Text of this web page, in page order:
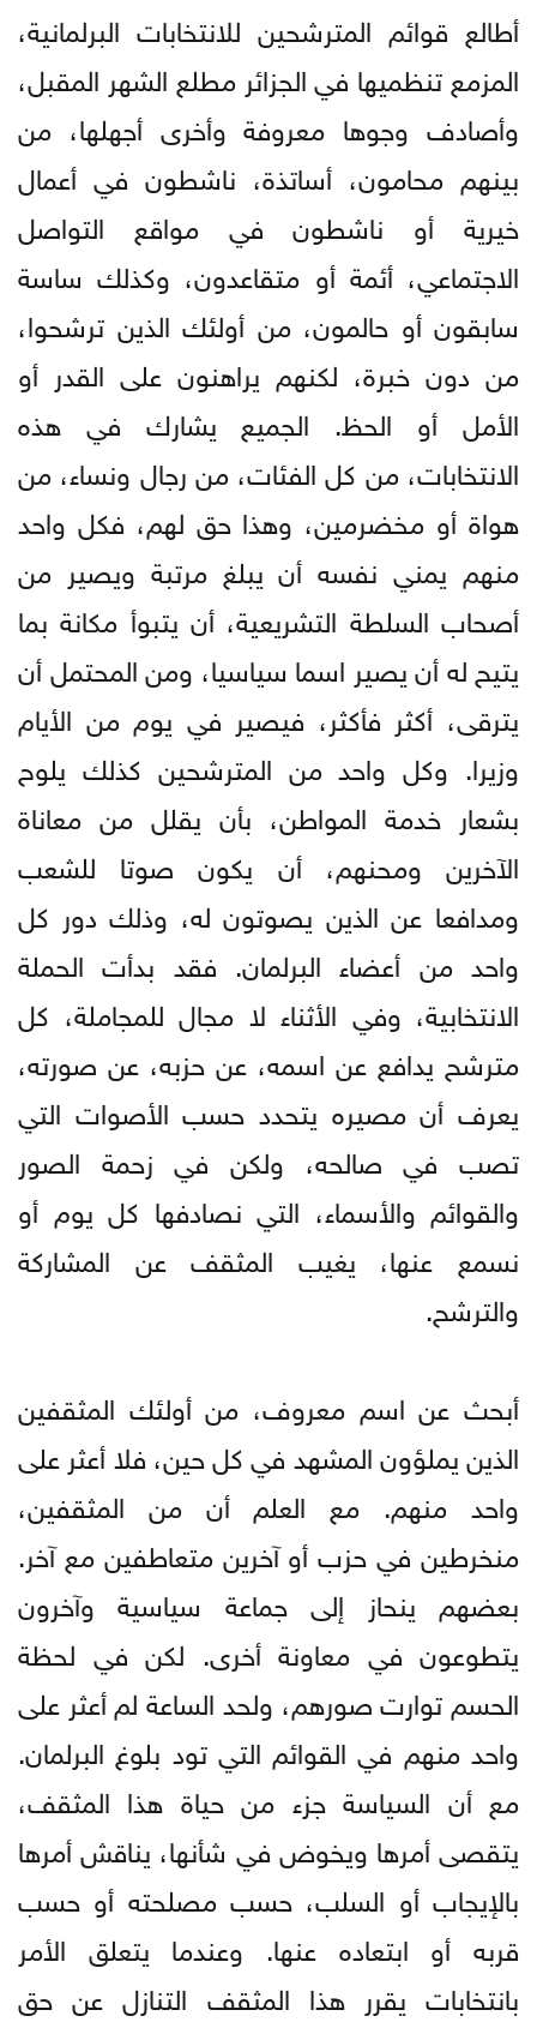
أطالع قوائم المترشحين للانتخابات البرلمانية،
المزمع تنظميها في الجزائر مطلع الشهر المقبل،
وأصادف وجوها معروفة وأخرى أجهلها، من
بينهم محامون، أساتذة، ناشطون في أعمال
خيرية أو ناشطون في مواقع التواصل
الاجتماعي، أئمة أو متقاعدون، وكذلك ساسة
سابقون أو حالمون، من أولئك الذين ترشحوا،
من دون خبرة، لكنهم يراهنون على القدر أو
الأمل أو الحظ. الجميع يشارك في هذه
الانتخابات، من كل الفئات، من رجال ونساء، من
هواة أو مخضرمين، وهذا حق لهم، فكل واحد
منهم يمني نفسه أن يبلغ مرتبة ويصير من
أصحاب السلطة التشريعية، أن يتبوأ مكانة بما
يتيح له أن يصير اسما سياسيا، ومن المحتمل أن
يترقى، أكثر فأكثر، فيصير في يوم من الأيام
وزيرا. وكل واحد من المترشحين كذلك يلوح
بشعار خدمة المواطن، بأن يقلل من معاناة
الآخرين ومحنهم، أن يكون صوتا للشعب
ومدافعا عن الذين يصوتون له، وذلك دور كل
واحد من أعضاء البرلمان. فقد بدأت الحملة
الانتخابية، وفي الأثناء لا مجال للمجاملة، كل
مترشح يدافع عن اسمه، عن حزبه، عن صورته،
يعرف أن مصيره يتحدد حسب الأصوات التي
تصب في صالحه، ولكن في زحمة الصور
والقوائم والأسماء، التي نصادفها كل يوم أو
نسمع عنها، يغيب المثقف عن المشاركة
والترشح.
أبحث عن اسم معروف، من أولئك المثقفين
الذين يملؤون المشهد في كل حين، فلا أعثر على
واحد منهم. مع العلم أن من المثقفين،
منخرطين في حزب أو آخرين متعاطفين مع آخر.
بعضهم ينحاز إلى جماعة سياسية وآخرون
يتطوعون في معاونة أخرى. لكن في لحظة
الحسم توارت صورهم، ولحد الساعة لم أعثر على
واحد منهم في القوائم التي تود بلوغ البرلمان.
مع أن السياسة جزء من حياة هذا المثقف،
يتقصى أمرها ويخوض في شأنها، يناقش أمرها
بالإيجاب أو السلب، حسب مصلحته أو حسب
قربه أو ابتعاده عنها. وعندما يتعلق الأمر
بانتخابات يقرر هذا المثقف التنازل عن حق